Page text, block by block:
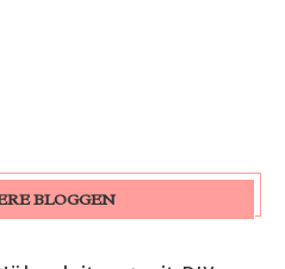
BLOGGEN